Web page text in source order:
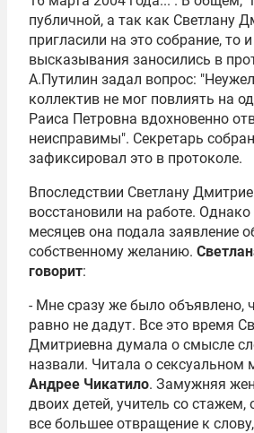
публичной, а так как Светлану
пригласили на это собрание, то
высказывания заносились в
А.Путилин задал вопрос:
коллектив не мог повлиять на
Раиса Петровна вдохновенно
неисправимы". Секретарь
зафиксировал это в протоколе.
Впоследствии Светлану
восстановили на работе.
месяцев она подала заявление
собственному желанию.
говорит:
- Мне сразу же было объявлено,
равно не дадут. Все это время
Дмитриевна думала о смысле
назвали. Читала о сексуальном
Андрее Чикатило. Замужняя
двоих детей, учитель со
все большее отвращение к